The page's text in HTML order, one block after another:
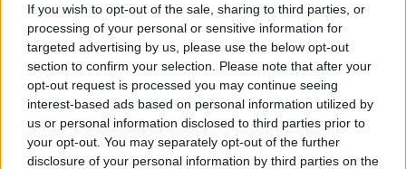
If you wish to opt-out of the sale, sharing to third parties, or
processing of your personal or sensitive information for
targeted advertising by us, please use the below opt-out
section to confirm your selection. Please note that after your
opt-out request is processed you may continue seeing
interest-based ads based on personal information utilized by
us or personal information disclosed to third parties prior to
your opt-out. You may separately opt-out of the further
disclosure of your personal information by third parties on the
2025-11-21
Regolamento per i fondi interprofessionali per la
formazione continua per la concessioni di aiuti di stato
esentati ai s
Fonditalia
57.143 euro
2025-07-23